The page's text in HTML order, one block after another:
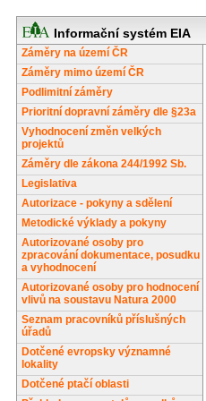
Informační systém EIA
Záměry na území ČR
Záměry mimo území ČR
Podlimitní záměry
Prioritní dopravní záměry dle §23a
Vyhodnocení změn velkých
projektů
Záměry dle zákona 244/1992 Sb.
Legislativa
Autorizace - pokyny a sdělení
Metodické výklady a pokyny
Autorizované osoby pro
zpracování dokumentace, posudku
a vyhodnocení
Autorizované osoby pro hodnocení
vlivů na soustavu Natura 2000
Seznam pracovníků příslušných
úřadů
Dotčené evropsky významné
lokality
Dotčené ptačí oblasti